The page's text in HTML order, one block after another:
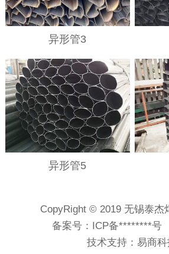
异形管3
异形管5
CopyRight © 2019 无锡泰杰
备案号： ICP备********号
技术支持： 易商科